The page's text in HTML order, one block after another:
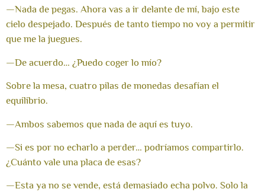
—Nada de pegas. Ahora vas a ir delante de mí, bajo este
cielo despejado. Después de tanto tiempo no voy a permitir
que me la juegues.
—De acuerdo… ¿Puedo coger lo mío?
Sobre la mesa, cuatro pilas de monedas desafían el
equilibrio.
—Ambos sabemos que nada de aquí es tuyo.
—Si es por no echarlo a perder… podríamos compartirlo.
¿Cuánto vale una placa de esas?
—Esta ya no se vende, está demasiado echa polvo. Solo la